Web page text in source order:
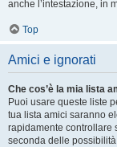
anche l’intestazione, in
Top
Amici e ignorati
Che cos’è la mia lista
Puoi usare queste liste
tua lista amici saranno
rapidamente controllare
seconda delle